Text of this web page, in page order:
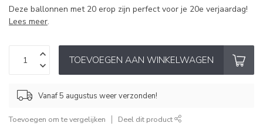
Deze ballonnen met 20 erop zijn perfect voor je 20e verjaardag!
Lees meer.
TOEVOEGEN AAN WINKELWAGEN
Vanaf 5 augustus weer verzonden!
Toevoegen om te vergelijken Deel dit product